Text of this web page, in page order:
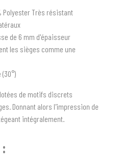
VÉHICULE
Polyester Très résistant
de 6 mm d'épaisseur
les sièges comme une
de motifs discrets
Donnant alors l'impression de
intégralement.